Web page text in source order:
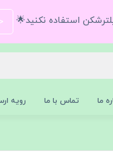
استفاده نکنید🌟
ما تماس با ما رویه